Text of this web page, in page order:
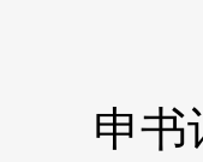
申书记